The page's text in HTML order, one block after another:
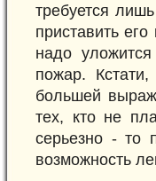
требуется
приставить
надо
пожар.
большей
тех, кто не
серьезно - то
возможность